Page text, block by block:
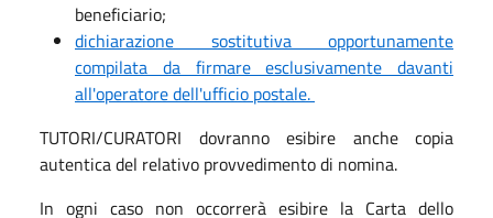
beneficiario;
dichiarazione sostitutiva opportunamente
compilata da firmare esclusivamente davanti
all'operatore dell'ufficio postale.
TUTORI/CURATORI dovranno esibire anche copia
autentica del relativo provvedimento di nomina.
In ogni caso non occorrerà esibire la Carta dello